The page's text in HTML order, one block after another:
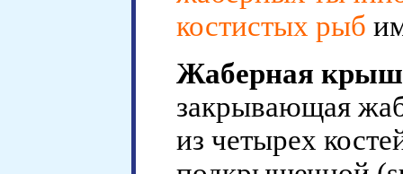
костистых рыб
Жаберная
закрывающая
из четырех